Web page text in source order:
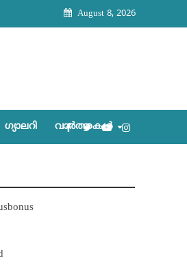
August 8, 2026
ഗ്യാലറി വാര്‍ത്തകള്‍